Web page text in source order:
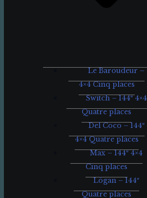
Le Baroudeur –
4×4 Cinq places
Switch – 144″ 4×4
Quatre places
Del Coco – 144″
4×4 Quatre places
Max – 144″ 4×4
Cinq places
Lögan – 144″
Quatre places